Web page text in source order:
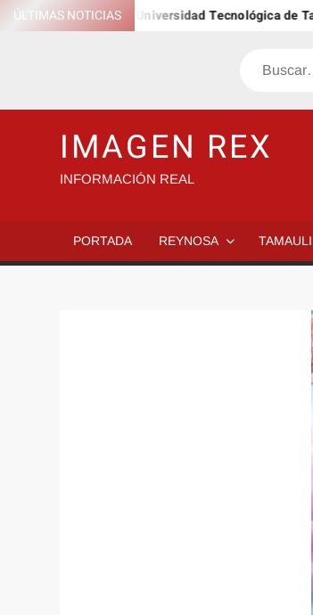
Saltar
ÚLTIMAS NOTICIAS
egresados de la Universidad Tecnológica de
Buscar
IMAGEN REX
INFORMACIÓN REAL
PORTADA REYNOSA